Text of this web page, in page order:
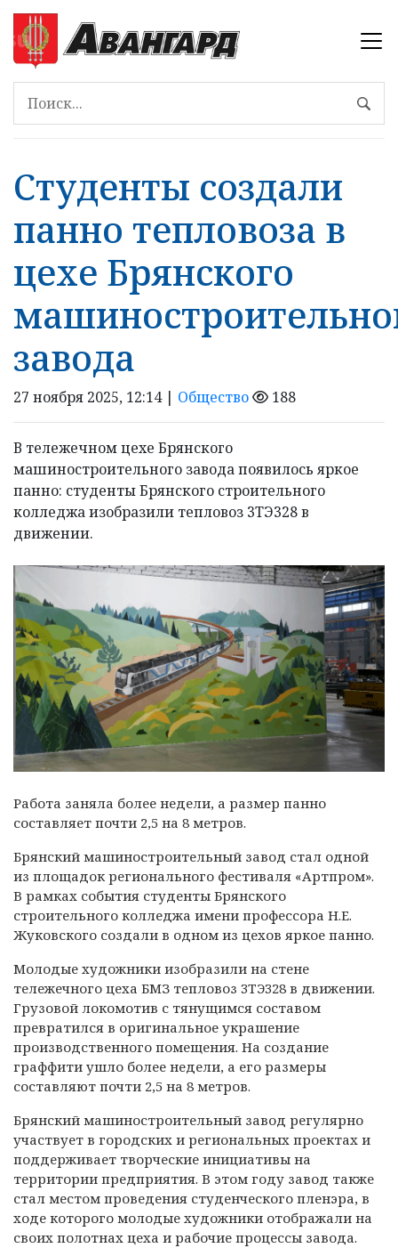
Студенты создали
панно тепловоза в
цехе Брянского
завода
27 ноября 2025, 12:14 | Общество 188
В тележечном цехе Брянского
машиностроительного завода появилось яркое
панно: студенты Брянского строительного
колледжа изобразили тепловоз 3ТЭ328 в
движении.
Работа заняла более недели, а размер панно
составляет почти 2,5 на 8 метров.
Брянский машиностроительный завод стал одной
из площадок регионального фестиваля «Артпром».
В рамках события студенты Брянского
строительного колледжа имени профессора Н.Е.
Жуковского создали в одном из цехов яркое панно.
Молодые художники изобразили на стене
тележечного цеха БМЗ тепловоз 3ТЭ328 в движении.
Грузовой локомотив с тянущимся составом
превратился в оригинальное украшение
производственного помещения. На создание
граффити ушло более недели, а его размеры
составляют почти 2,5 на 8 метров.
Брянский машиностроительный завод регулярно
участвует в городских и региональных проектах и
поддерживает творческие инициативы на
территории предприятия. В этом году завод также
стал местом проведения студенческого пленэра, в
ходе которого молодые художники отображали на
своих полотнах цеха и рабочие процессы завода.